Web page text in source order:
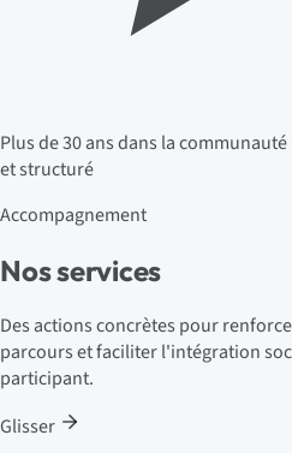
Plus de 30 ans dans la communauté
et structuré
Accompagnement
Nos services
Des actions concrètes pour
parcours et faciliter l'intégration
participant.
Glisser